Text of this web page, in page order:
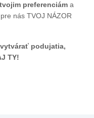
tvojim preferenciám a
nás TVOJ NÁZOR
podujatia,
TY!